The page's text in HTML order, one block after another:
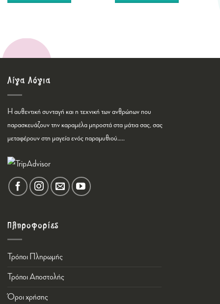
Λίγα Λόγια
Η αυθεντική συνταγή και η τεχνική των ανθρώπων που
παρασκευάζουν την καραμέλα μπροστά στα μάτια σας, σας
μεταφέρουν στη μαγεία ενός παραμυθιού…..
Πληροφορίες
Τρόποι Πληρωμής
Τρόποι Αποστολής
Όροι χρήσης